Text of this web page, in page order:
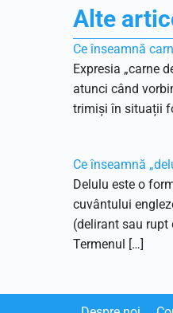
Alte
Ce înseamnă
Expresia „carne
atunci când
trimiși în situații
Ce înseamnă
Delulu este o
cuvântului
(delirant sau rupt
Termenul […]